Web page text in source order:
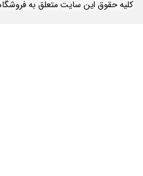
​کلیه حقوق این سایت متعلق به